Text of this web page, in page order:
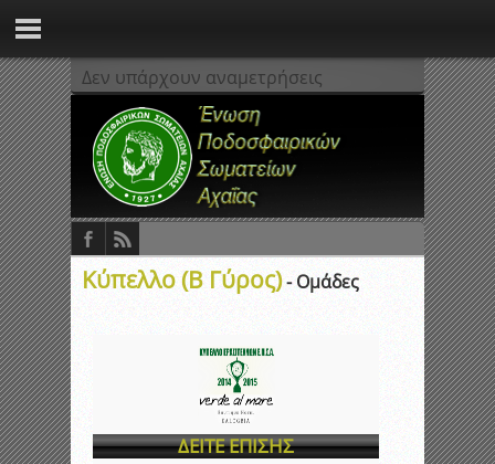
Δεν υπάρχουν αναμετρήσεις
Κύπελλο (Β Γύρος)- Ομάδες
ΔΕΙΤΕ ΕΠΙΣΗΣ